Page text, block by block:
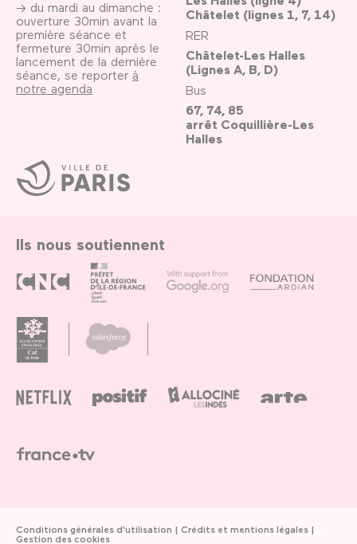
Ville
de
Paris
→ du mardi au dimanche :
ouverture 30min avant la
première séance et
fermeture 30min après le
lancement de la dernière
séance, se reporter à
notre agenda
Châtelet (lignes 1, 7, 14)
RER
Châtelet-Les Halles
(Lignes A, B, D)
Bus
67, 74, 85
arrêt Coquillière-Les
Halles
Ils nous soutiennent
Conditions générales d'utilisation
Crédits et mentions légales
Gestion des cookies